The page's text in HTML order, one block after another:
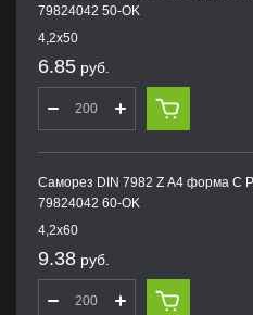
79824042 50-OK
4,2х50
6.85 руб.
Саморез DIN 7982 Z А4 форма С
79824042 60-OK
4,2х60
9.38 руб.